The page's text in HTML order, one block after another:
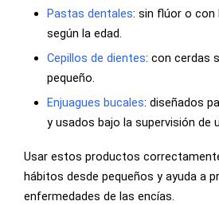
Pastas dentales: sin flúor o con
según la edad.
Cepillos de dientes: con cerdas
pequeño.
Enjuagues bucales: diseñados
y usados bajo la supervisión de
Usar estos productos
hábitos desde pequeños y ayuda a
enfermedades de las encías.